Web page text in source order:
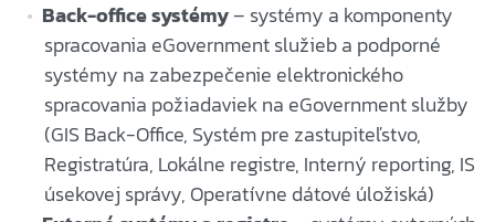
Back-office systémy– systémy a komponenty
spracovania eGovernment služieb a podporné
systémy na zabezpečenie elektronického
spracovania požiadaviek na eGovernment služby
(GIS Back-Office, Systém pre zastupiteľstvo,
Registratúra, Lokálne registre, Interný reporting, IS
úsekovej správy, Operatívne dátové úložiská)